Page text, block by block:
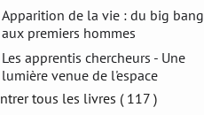
Apparition de la vie : du big bang
aux premiers hommes
Les apprentis chercheurs - Une
lumière venue de l'espace
tous les livres ( 117 )